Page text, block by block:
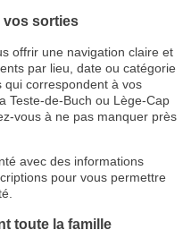
vos sorties
offrir une navigation claire et
par lieu, date ou catégorie
qui correspondent à vos
Teste-de-Buch ou Lège-Cap
vous à ne pas manquer près
avec des informations
pour vous permettre
toute la famille